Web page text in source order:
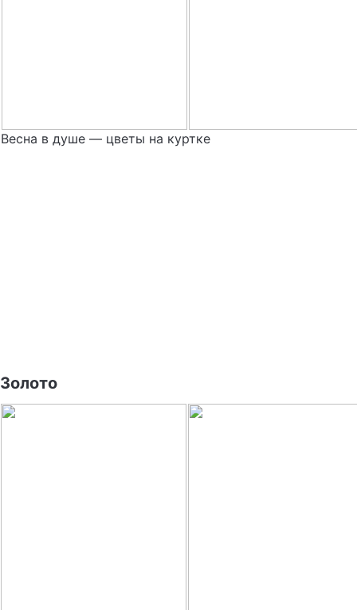
Весна в душе — цветы на куртке
Золото